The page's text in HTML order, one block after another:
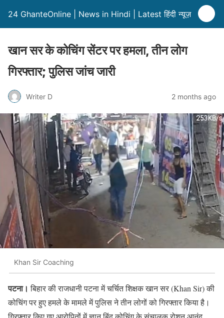
24 GhanteOnline | News in Hindi | Latest हिंदी न्यूज़
खान सर के कोचिंग सेंटर पर हमला, तीन लोग
गिरफ्तार; पुलिस जांच जारी
Writer D 2 months ago
Khan Sir Coaching
पटना। बिहार की राजधानी पटना में चर्चित शिक्षक खान सर (Khan Sir) की
कोचिंग पर हुए हमले के मामले में पुलिस ने तीन लोगों को गिरफ्तार किया है।